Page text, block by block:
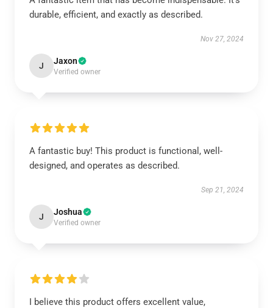
durable, efficient, and exactly as described.
Nov 27, 2024
J Jaxon
Verified owner
A fantastic buy! This product is functional, well-
designed, and operates as described.
Sep 21, 2024
J Joshua
Verified owner
I believe this product offers excellent value,